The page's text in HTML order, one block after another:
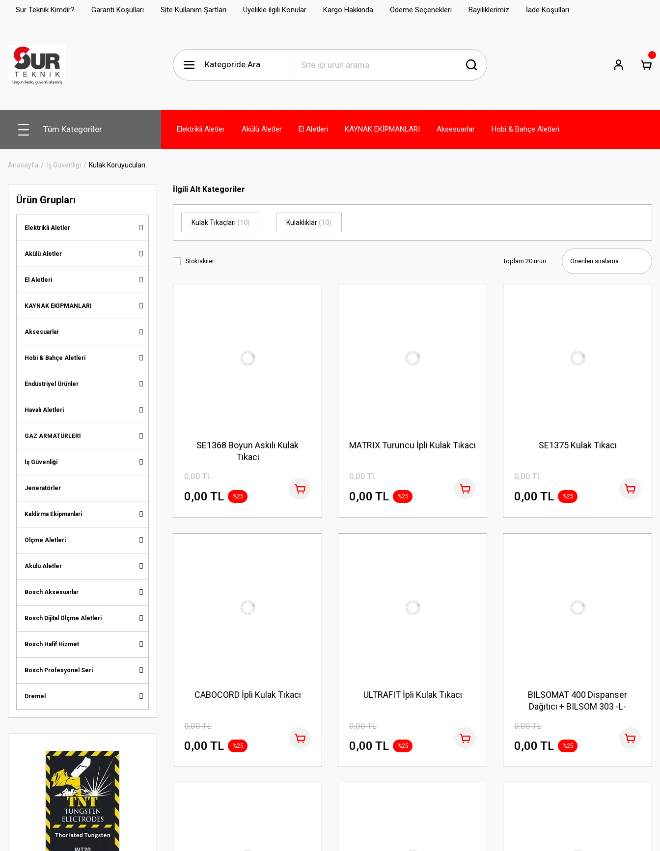
Sur Teknik Kimdir? Garanti Koşulları Site Kullanım Şartları Üyelikle ilgili Konular Kargo Hakkında Ödeme Seçenekleri Bayiliklerimiz İade Koşulları
Tüm Kategoriler Elektrikli Aletler Akülü Aletler El Aletleri KAYNAK EKİPMANLARI Aksesuarlar Hobi & Bahçe Aletleri
Anasayfa İş Güvenliği Kulak Koruyucuları
Ürün Grupları
Elektrikli Aletler
Akülü Aletler
El Aletleri
KAYNAK EKİPMANLARI
Aksesuarlar
Hobi & Bahçe Aletleri
Endüstriyel Ürünler
Havalı Aletleri
GAZ ARMATÜRLERİ
İş Güvenliği
Jeneratörler
Kaldirma Ekipmanlari
Ölçme Aletleri
Akülü Aletler
Bosch Aksesuarlar
Bosch Dijital Ölçme Aletleri
Bosch Hafif Hizmet
Bosch Profesyonel Seri
Dremel
İlgili Alt Kategoriler
Kulak Tıkaçları (10) Kulaklıklar (10)
Stoktakiler Toplam 20 ürün
SE1368 Boyun Askılı Kulak
Tıkacı
0,00 TL
0,00 TL %25
MATRIX Turuncu İpli Kulak Tıkacı
0,00 TL
0,00 TL %25
SE1375 Kulak Tıkacı
0,00 TL
0,00 TL %25
CABOCORD İpli Kulak Tıkacı
0,00 TL
0,00 TL %25
ULTRAFIT İpli Kulak Tıkacı
0,00 TL
0,00 TL %25
BILSOMAT 400 Dispanser
Dağıtıcı + BILSOM 303 -L-
0,00 TL
0,00 TL %25